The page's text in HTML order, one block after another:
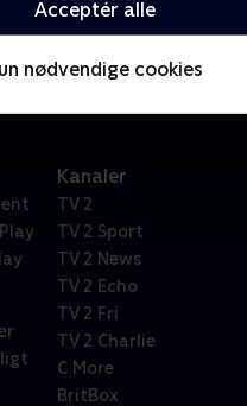
Acceptér alle
nødvendige cookies
heldigvis sjældent store,
Kanaler
TV 2
TV 2 Sport
TV 2 News
TV 2 Echo
TV 2 Fri
TV 2 Charlie
C More
BritBox